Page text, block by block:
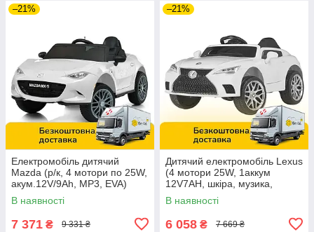
–21%
Електромобіль дитячий
Mazda (р/к, 4 мотори по 25W,
акум.12V/9Ah, MP3, EVA)
Bambi M 5846EBLR-1 Білий
В наявності
7 371 ₴ 9 331 ₴
–21%
Дитячий електромобіль Lexus
(4 мотори 25W, 1аккум
12V7AH, шкіра, музика,
світло, EVA) M 4824EBLR-1
В наявності
6 058 ₴ 7 669 ₴